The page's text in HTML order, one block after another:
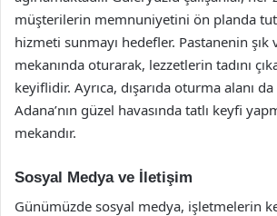
müşterilerin memnuniyetini ön planda
hizmeti sunmayı hedefler. Pastanenin şık
mekanında oturarak, lezzetlerin tadını
keyiflidir. Ayrıca, dışarıda oturma alanı
Adana’nın güzel havasında tatlı keyfi
mekandır.
Sosyal Medya ve İletişim
Günümüzde sosyal medya, işletmelerin